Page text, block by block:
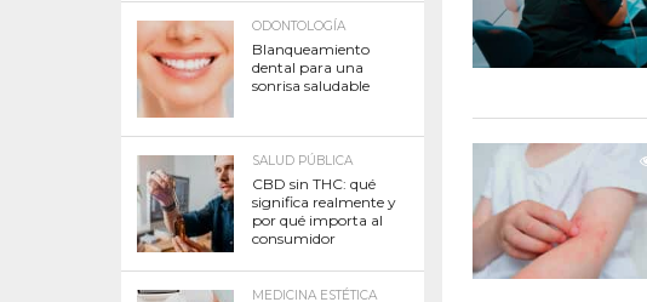
ODONTOLOGÍA
Blanqueamiento
dental para una
sonrisa saludable
SALUD PÚBLICA
CBD sin THC: qué
significa realmente y
por qué importa al
consumidor
MEDICINA ESTÉTICA